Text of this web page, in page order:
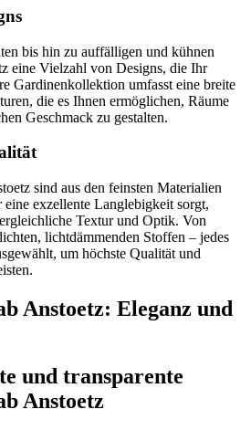
bis hin zu auffälligen und kühnen
eine Vielzahl von Designs, die Ihr
Gardinenkollektion umfasst eine breite
die es Ihnen ermöglichen, Räume
Geschmack zu gestalten.
sind aus den feinsten Materialien
exzellente Langlebigkeit sorgt,
Textur und Optik. Von
lichtdämmenden Stoffen – jedes
um höchste Qualität und
Anstoetz: Eleganz und
und transparente
Anstoetz